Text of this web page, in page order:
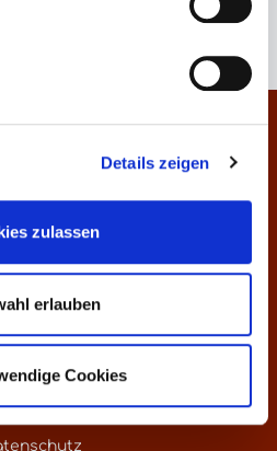
Details zeigen
zulassen
erlauben
Cookies